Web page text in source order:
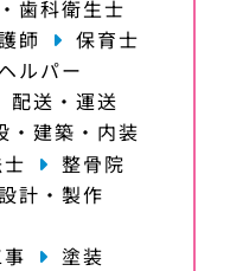
歯科衛生士
師
保育士
ルパー
配送・運送
・建築・内装
整骨院
計・製作
塗装